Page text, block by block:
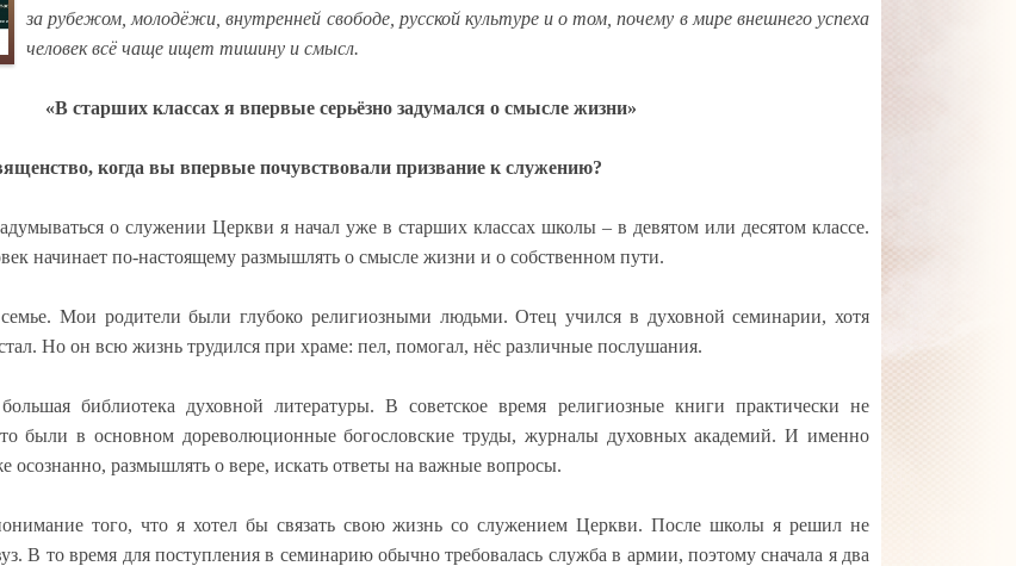
за рубежом, молодёжи, внутренней свободе, русской культуре и о том, почему в мире внешнего успеха
человек всё чаще ищет тишину и смысл.
«В старших классах я впервые серьёзно задумался о смысле жизни»
когда вы впервые почувствовали призвание к служению?
о служении Церкви я начал уже в старших классах школы – в девятом или десятом классе.
начинает по-настоящему размышлять о смысле жизни и о собственном пути.
Мои родители были глубоко религиозными людьми. Отец учился в духовной семинарии, хотя
Но он всю жизнь трудился при храме: пел, помогал, нёс различные послушания.
библиотека духовной литературы. В советское время религиозные книги практически не
были в основном дореволюционные богословские труды, журналы духовных академий. И именно
осознанно, размышлять о вере, искать ответы на важные вопросы.
того, что я хотел бы связать свою жизнь со служением Церкви. После школы я решил не
В то время для поступления в семинарию обычно требовалась служба в армии, поэтому сначала я два